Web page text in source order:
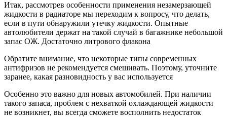
Итак, рассмотрев особенности применения незамерзающей
жидкости в радиаторе мы переходим к вопросу, что делать,
если в пути обнаружили утечку жидкости. Опытные
автолюбители держат на такой случай в багажнике небольшой
запас ОЖ. Достаточно литрового флакона
Обратите внимание, что некоторые типы современных
антифризов не рекомендуется смешивать. Поэтому, уточните
заранее, какая разновидность у вас используется
Особенно это важно для новых автомобилей. При наличии
такого запаса, проблем с нехваткой охлаждающей жидкости
не возникнет, вы всегда сможете восполнить недостаток